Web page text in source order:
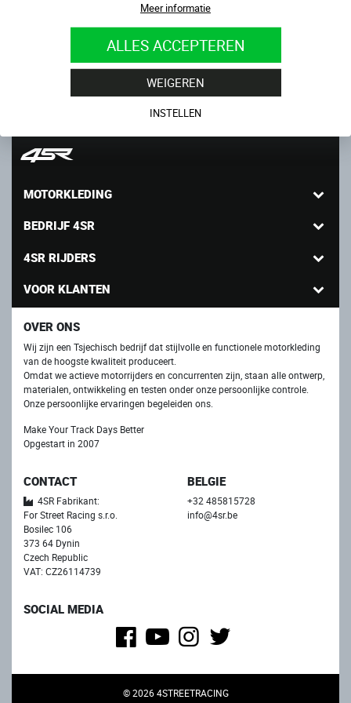
Meer informatie
ALLES ACCEPTEREN
WEIGEREN
INSTELLEN
IR: 26114739
BTW - nummer: CZ26114739
MOTORKLEDING
BEDRIJF 4SR
4SR RIJDERS
VOOR KLANTEN
OVER ONS
Wij zijn een Tsjechisch bedrijf dat stijlvolle en functionele motorkleding
van de hoogste kwaliteit produceert.
Omdat we actieve motorrijders en concurrenten zijn, staan ​​alle ontwerp,
materialen, ontwikkeling en testen onder onze persoonlijke controle.
Onze persoonlijke ervaringen begeleiden ons.
Make Your Track Days Better
Opgestart in 2007
CONTACT
4SR Fabrikant:
For Street Racing s.r.o.
Bosilec 106
373 64 Dynin
Czech Republic
VAT: CZ26114739
BELGIE
+32 485815728
info@4sr.be
SOCIAL MEDIA
© 2026 4STREETRACING